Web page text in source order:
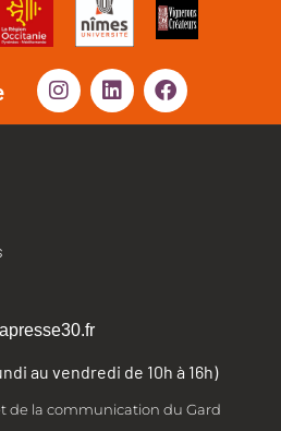
au vendredi de 10h à 16h)
de la communication du Gard